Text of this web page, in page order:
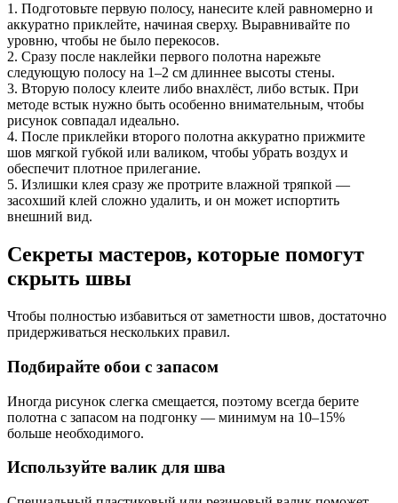
1. Подготовьте первую полосу, нанесите клей равномерно и
аккуратно приклейте, начиная сверху. Выравнивайте по
уровню, чтобы не было перекосов.
2. Сразу после наклейки первого полотна нарежьте
следующую полосу на 1–2 см длиннее высоты стены.
3. Вторую полосу клеите либо внахлёст, либо встык. При
методе встык нужно быть особенно внимательным, чтобы
рисунок совпадал идеально.
4. После приклейки второго полотна аккуратно прижмите
шов мягкой губкой или валиком, чтобы убрать воздух и
обеспечит плотное прилегание.
5. Излишки клея сразу же протрите влажной тряпкой —
засохший клей сложно удалить, и он может испортить
внешний вид.
Секреты мастеров, которые помогут
скрыть швы
Чтобы полностью избавиться от заметности швов, достаточно
придерживаться нескольких правил.
Подбирайте обои с запасом
Иногда рисунок слегка смещается, поэтому всегда берите
полотна с запасом на подгонку — минимум на 10–15%
больше необходимого.
Используйте валик для шва